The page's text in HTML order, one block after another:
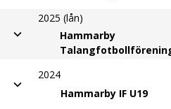
2025 (lån)
Hammarby
2024
Hammarby IF U19